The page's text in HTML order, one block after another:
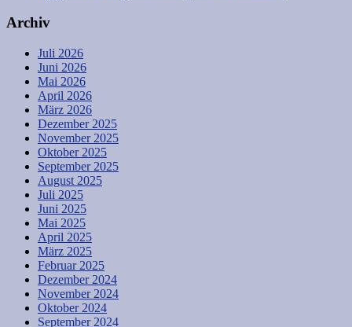
Archiv
Juli 2026
Juni 2026
Mai 2026
April 2026
März 2026
Dezember 2025
November 2025
Oktober 2025
September 2025
August 2025
Juli 2025
Juni 2025
Mai 2025
April 2025
März 2025
Februar 2025
Dezember 2024
November 2024
Oktober 2024
September 2024